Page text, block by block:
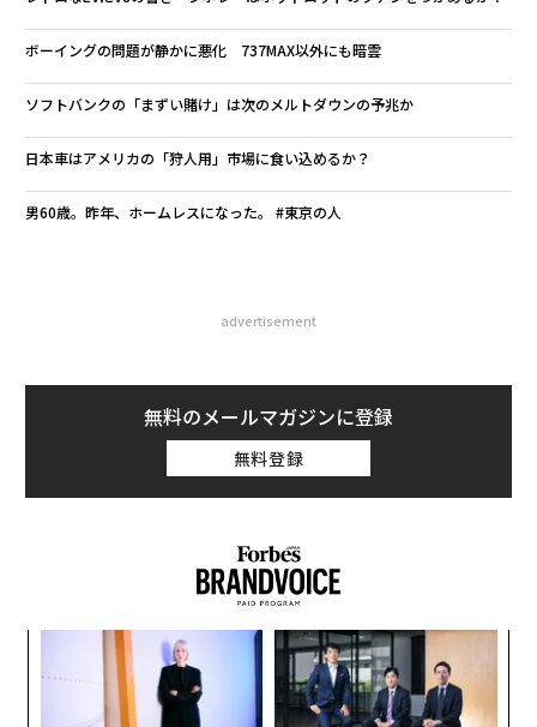
ボーイングの問題が静かに悪化 737MAX以外にも暗雲
ソフトバンクの「まずい賭け」は次のメルトダウンの予兆か
日本車はアメリカの「狩人用」市場に食い込めるか？
男60歳。昨年、ホームレスになった。 #東京の人
advertisement
無料のメールマガジンに登録
無料登録